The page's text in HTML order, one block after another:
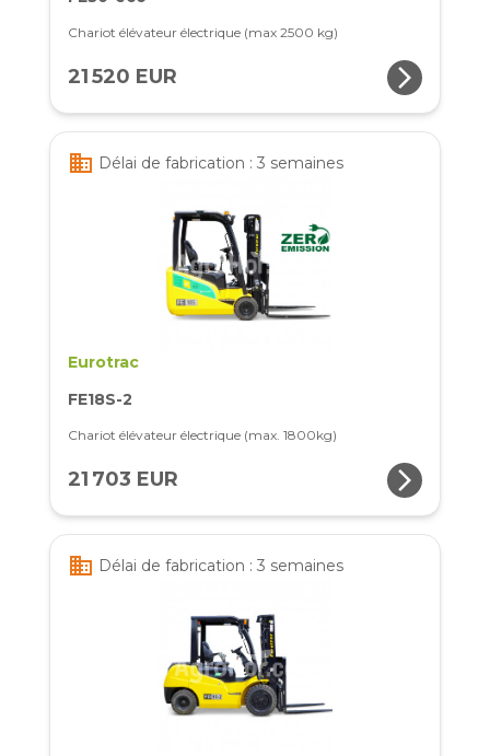
Chariot élévateur électrique (max 2500 kg)
21 520 EUR arrow_forward_ios
business Délai de fabrication : 3 semaines
Eurotrac
FE18S-2
Chariot élévateur électrique (max. 1800kg)
21 703 EUR arrow_forward_ios
business Délai de fabrication : 3 semaines